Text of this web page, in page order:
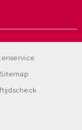
Sitemap